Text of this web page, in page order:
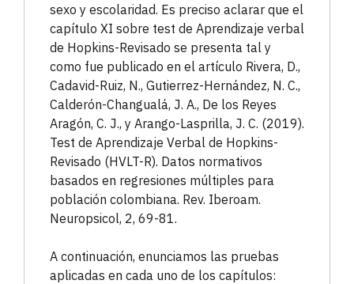
sexo y escolaridad. Es preciso aclarar que el
capítulo XI sobre test de Aprendizaje verbal
de Hopkins-Revisado se presenta tal y
como fue publicado en el artículo Rivera, D.,
Cadavid-Ruiz, N., Gutierrez-Hernández, N. C.,
Calderón-Changualá, J. A., De los Reyes
Aragón, C. J., y Arango-Lasprilla, J. C. (2019).
Test de Aprendizaje Verbal de Hopkins-
Revisado (HVLT-R). Datos normativos
basados en regresiones múltiples para
población colombiana. Rev. Iberoam.
Neuropsicol, 2, 69-81.
A continuación, enunciamos las pruebas
aplicadas en cada uno de los capítulos: